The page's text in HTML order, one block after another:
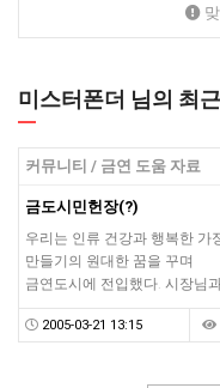
맞
미스터폰더 님의 최
커뮤니티 / 금연 도움 자료
금도시민헌장(?)
우리는 인류 건강과 행복한 가
만들기의 원대한 꿈을 꾸며
금연도시에 전입했다. 시장님
2005-03-21 13:15